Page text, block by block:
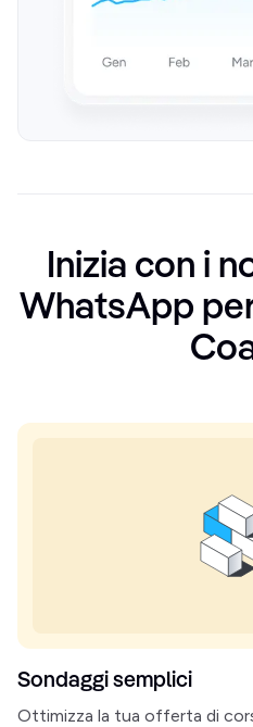
Inizia con i
WhatsApp
Sondaggi semplici
Ottimizza la tua offerta di